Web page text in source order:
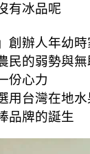
有冰品呢
創辦人年幼
民的弱勢與無
份心力
用台灣在地水
品牌的誕生